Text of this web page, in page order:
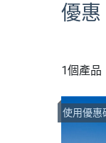
優惠
1個產品
使用優惠碼【